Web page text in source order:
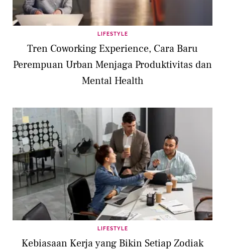
LIFESTYLE
Tren Coworking Experience, Cara Baru
Perempuan Urban Menjaga Produktivitas dan
Mental Health
LIFESTYLE
Kebiasaan Kerja yang Bikin Setiap Zodiak